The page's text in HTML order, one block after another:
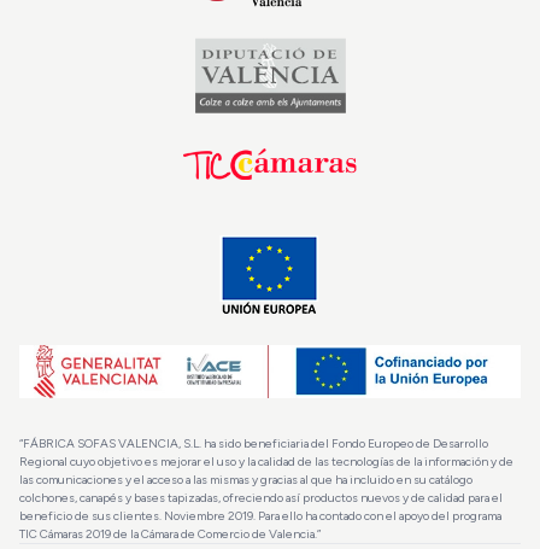
“FÁBRICA SOFAS VALENCIA, S.L. ha sido beneficiaria del Fondo Europeo de Desarrollo
Regional cuyo objetivo es mejorar el uso y la calidad de las tecnologías de la información y de
las comunicaciones y el acceso a las mismas y gracias al que ha incluido en su catálogo
colchones, canapés y bases tapizadas, ofreciendo así productos nuevos y de calidad para el
beneficio de sus clientes. Noviembre 2019. Para ello ha contado con el apoyo del programa
TIC Cámaras 2019 de la Cámara de Comercio de Valencia.”